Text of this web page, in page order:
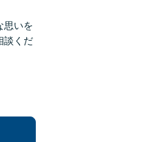
思いを
談くだ